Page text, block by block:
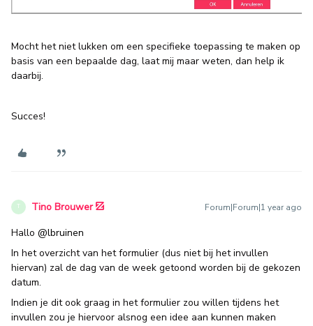
Mocht het niet lukken om een specifieke toepassing te maken op
basis van een bepaalde dag, laat mij maar weten, dan help ik
daarbij.
Succes!
T Tino Brouwer Forum|Forum|1 year ago
Hallo @lbruinen
In het overzicht van het formulier (dus niet bij het invullen
hiervan) zal de dag van de week getoond worden bij de gekozen
datum.
Indien je dit ook graag in het formulier zou willen tijdens het
invullen zou je hiervoor alsnog een idee aan kunnen maken